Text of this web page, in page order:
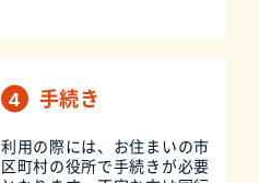
手続き
利用の際には、お住まいの市
区町村の役所で手続きが必要